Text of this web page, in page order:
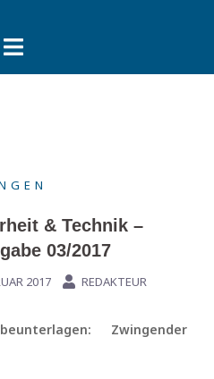
& Technik –
03/2017
2017 REDAKTEUR
Zwingender